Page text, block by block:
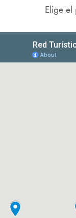
Elige